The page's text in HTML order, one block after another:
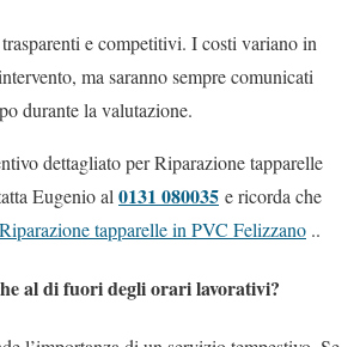
e competitivi. I costi variano in
ma saranno sempre comunicati
durante la valutazione.
dettagliato per Riparazione tapparelle
Eugenio al 0131 080035 e ricorda che
Riparazione tapparelle in PVC Felizzano ..
al di fuori degli orari lavorativi?